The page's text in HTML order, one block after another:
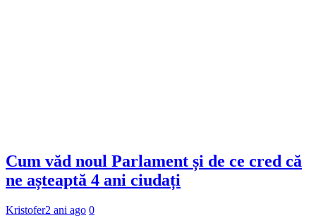
Cum văd noul Parlament și de ce cred că
ne așteaptă 4 ani ciudați
Kristofer2 ani ago 0